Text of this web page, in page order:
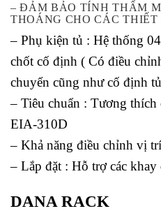
– ĐẢM BẢO TÍNH THẨM
THOÁNG CHO CÁC
– Phụ kiện tủ : Hệ thống
chốt cố định ( Có điều
chuyển cũng như cố định tủ
– Tiêu chuẩn : Tương thích
EIA-310D
– Khả năng điều chỉnh vị
– Lắp đặt : Hỗ trợ các khay
DANA RACK